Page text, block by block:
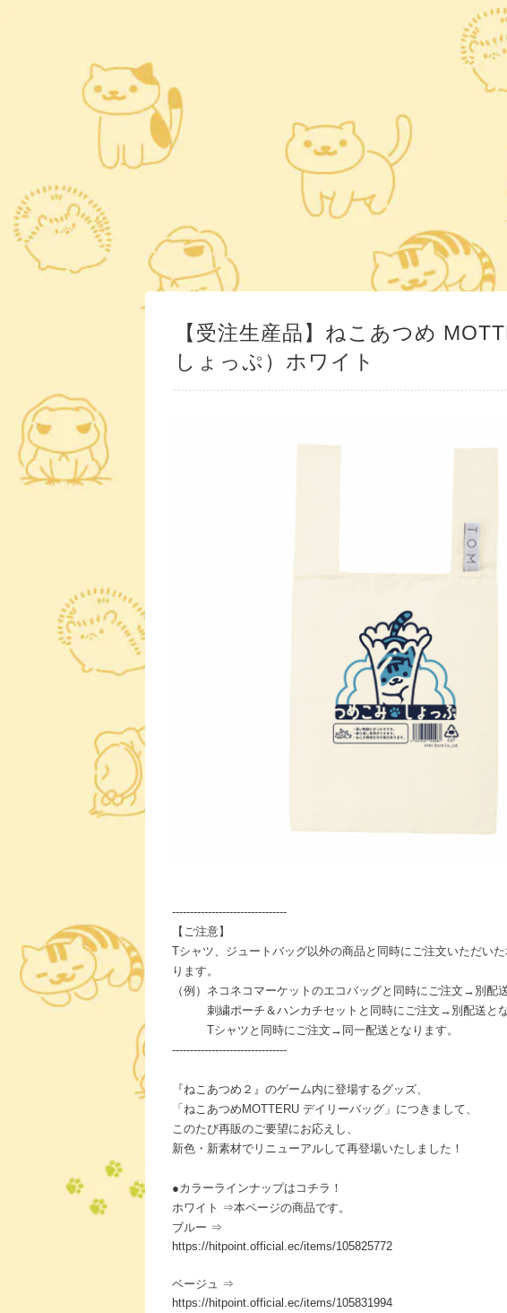
【受注生産品】ねこあつめ
しょっぷ）ホワイト
--------------------------------
【ご注意】
Tシャツ、ジュートバッグ以外の商品と同時にご注文いただい
ります。
（例）ネコネコマーケットのエコバッグと同時にご注文→別配
刺繍ポーチ＆ハンカチセットと同時にご注文→別配送とな
Tシャツと同時にご注文→同一配送となります。
--------------------------------
『ねこあつめ２』のゲーム内に登場するグッズ、
「ねこあつめMOTTERU デイリーバッグ」につきまして、
このたび再販のご要望にお応えし、
新色・新素材でリニューアルして再登場いたしました！
●カラーラインナップはコチラ！
ホワイト ⇒本ページの商品です。
ブルー ⇒
https://hitpoint.official.ec/items/105825772
ベージュ ⇒
https://hitpoint.official.ec/items/105831994